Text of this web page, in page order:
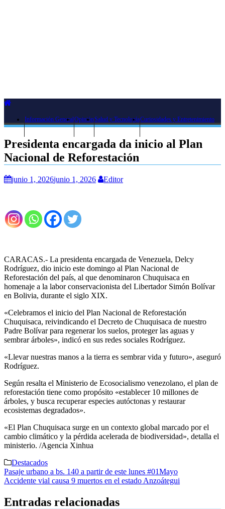
Información GeneralOpiniónSalud y TecnologíaCuriosidades y Entretenimiento
Presidenta encargada da inicio al Plan
Nacional de Reforestación
junio 1, 2026junio 1, 2026 Editor
CARACAS.- La presidenta encargada de Venezuela, Delcy
Rodríguez, dio inicio este domingo al Plan Nacional de
Reforestación del país, al que denominaron Chuquisaca en
homenaje a la labor conservacionista del Libertador Simón Bolívar
en Bolivia, durante el siglo XIX.
«Celebramos el inicio del Plan Nacional de Reforestación
Chuquisaca, reivindicando el Decreto de Chuquisaca de nuestro
Padre Bolívar para regenerar los suelos, proteger las aguas y
sembrar árboles», indicó en sus redes sociales Rodríguez.
«Llevar nuestras manos a la tierra es sembrar vida y futuro», aseguró
Rodríguez.
Según resalta el Ministerio de Ecosocialismo venezolano, el plan de
reforestación tiene como propósito «establecer 10 millones de
árboles, y busca recuperar especies autóctonas y restaurar
ecosistemas degradados».
«El Plan Chuquisaca surge en un contexto global marcado por el
cambio climático y la pérdida acelerada de biodiversidad», detalla el
ministerio. /Agencia Xinhua
Destacados
Navegación
de
entradas
Pasaje urbano a bs. 140 a partir de este lunes #01Mayo
Accidente vial causa 9 muertos en el estado Anzoátegui
Entradas relacionadas